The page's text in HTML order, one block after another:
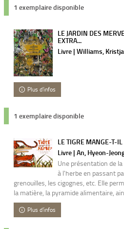
1 exemplaire disponible
LE JARDIN DES
EXTRA...
Livre | Williams,
Plus d'infos
1 exemplaire disponible
LE TIGRE MANGE-T-
Livre | An, Hyeon-
Une présentation de
à l'herbe en passant
grenouilles, les cigognes, etc. Elle
la matière, la pyramide alimentaire,
Plus d'infos